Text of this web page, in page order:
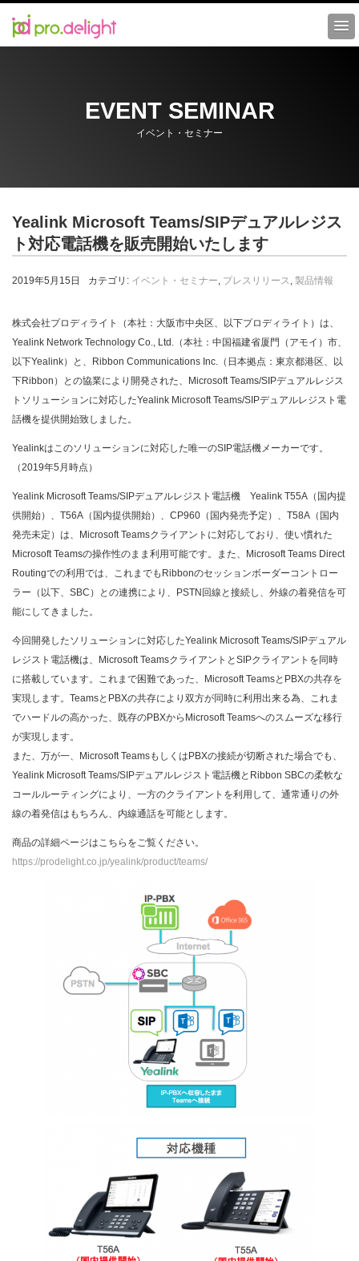
EVENT SEMINAR
イベント・セミナー
Yealink Microsoft Teams/SIPデュアルレジス
ト対応電話機を販売開始いたします
2019年5月15日 カテゴリ: イベント・セミナー プレスリリース 製品情報
株式会社プロディライト（本社：大阪市中央区、以下プロディライト）は、
Yealink Network Technology Co., Ltd.（本社：中国福建省厦門（アモイ）市、
以下Yealink）と、Ribbon Communications Inc.（日本拠点：東京都港区、以
下Ribbon）との協業により開発された、Microsoft Teams/SIPデュアルレジス
トソリューションに対応したYealink Microsoft Teams/SIPデュアルレジスト電
話機を提供開始致しました。
Yealinkはこのソリューションに対応した唯一のSIP電話機メーカーです。
（2019年5月時点）
Yealink Microsoft Teams/SIPデュアルレジスト電話機 Yealink T55A（国内提
供開始）、T56A（国内提供開始）、CP960（国内発売予定）、T58A（国内
発売未定）は、Microsoft Teamsクライアントに対応しており、使い慣れた
Microsoft Teamsの操作性のまま利用可能です。また、Microsoft Teams Direct
Routingでの利用では、これまでもRibbonのセッションボーダーコントロー
ラー（以下、SBC）との連携により、PSTN回線と接続し、外線の着発信を可
能にしてきました。
今回開発したソリューションに対応したYealink Microsoft Teams/SIPデュアル
レジスト電話機は、Microsoft TeamsクライアントとSIPクライアントを同時
に搭載しています。これまで困難であった、Microsoft TeamsとPBXの共存を
実現します。TeamsとPBXの共存により双方が同時に利用出来る為、これま
でハードルの高かった、既存のPBXからMicrosoft Teamsへのスムーズな移行
が実現します。
また、万が一、Microsoft TeamsもしくはPBXの接続が切断された場合でも、
Yealink Microsoft Teams/SIPデュアルレジスト電話機とRibbon SBCの柔軟な
コールルーティングにより、一方のクライアントを利用して、通常通りの外
線の着発信はもちろん、内線通話を可能とします。
商品の詳細ページはこちらをご覧ください。
https://prodelight.co.jp/yealink/product/teams/
W73P DECT Phone
Yealink W80 DECT IPマルチセルシステム
デスクトップIPフォン
T7シリーズ
SIP-T77U
SIP-T74U
SIP-T73U
SIP-T74W
SIP-T46U
SIP-T43U
T3シリーズ
SIP-T31P
音声会議システム
CP965 IP Conference Phone
Teams Rooms System
MVC S98
MVC S90
MVC S50
MP56 E2 Teams
MP58-WH E2 Teams
マイク・スピーカー/USBカメラ
EHS40 ワイヤレスヘッドセットアダプター